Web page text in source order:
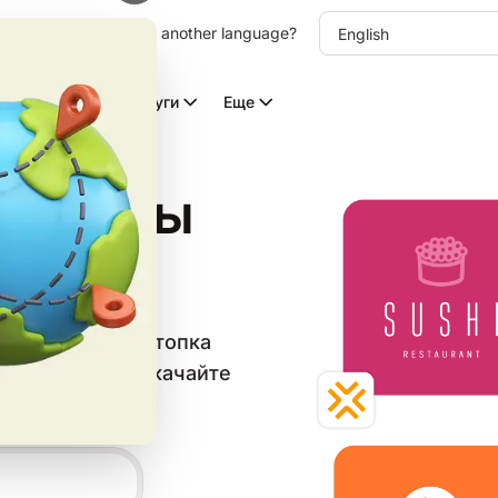
language. Choose another language?
Видео с ИИ Услуги Еще
категории «Стопка
шаблон и скачайте
сетей.